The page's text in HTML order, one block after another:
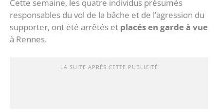
Cette semaine, les quatre individus présumés
responsables du vol de la bâche et de l’agression du
supporter, ont été arrêtés et placés en garde à vue
à Rennes.
LA SUITE APRÈS CETTE PUBLICITÉ